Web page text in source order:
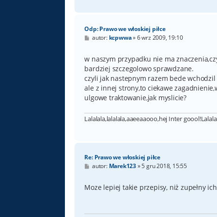
Odp: Prawo we włoskiej piłce
P
t
autor: kcpwwa»6 wrz 2009, 19:10
w naszym przypadku nie ma
bardziej szczegolowo sprawdzane.
czyli jak nastepnym razem bede
ale z innej strony,to ciekawe
ulgowe traktowanie,jak myslicie?
Lalalala,lalalala,aaeeaaooo,hej Inter
Re: Prawo we włoskiej piłce
P
t
autor: Marek123»5 gru 2018, 15:55
Moze lepiej takie przepisy, niż zupełny